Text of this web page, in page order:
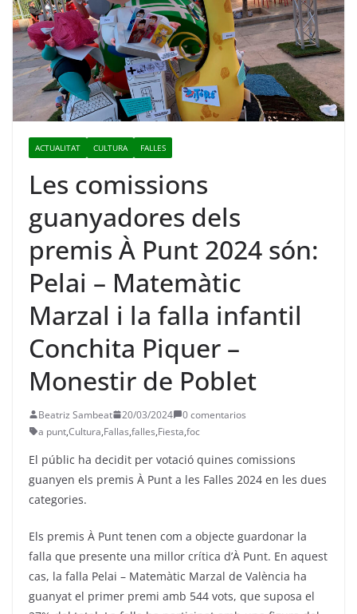
ACTUALITAT CULTURA FALLES
Les comissions
guanyadores dels
premis À Punt 2024 són:
Pelai – Matemàtic
Marzal i la falla infantil
Conchita Piquer –
Monestir de Poblet
Beatriz Sambeat 20/03/2024
0 comentarios
a punt,Cultura,Fallas,falles,Fiesta,foc
El públic ha decidit per votació quines comissions
guanyen els premis À Punt a les Falles 2024 en les dues
categories.
Els premis À Punt tenen com a objecte guardonar la
falla que presente una millor crítica d’À Punt. En aquest
cas, la falla Pelai – Matemàtic Marzal de València ha
guanyat el primer premi amb 544 vots, que suposa el